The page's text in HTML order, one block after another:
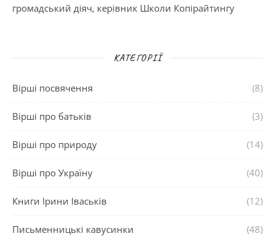
громадський діяч, керівник Школи Копірайтингу
КАТЕГОРІЇ
Вірші посвячення (8)
Вірші про батьків (3)
Вірші про природу (14)
Вірші про Україну (40)
Книги Ірини Іваськів (12)
Письменницькі кавусинки (48)